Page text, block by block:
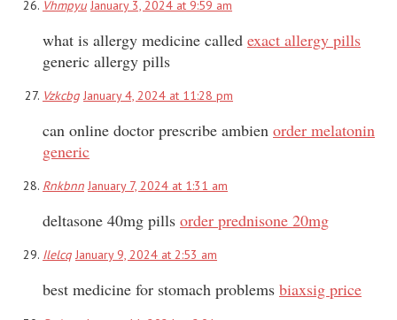
Vhmpyu January 3, 2024 at 9:59 am
what is allergy medicine called exact allergy pills
generic allergy pills
Vzkcbg January 4, 2024 at 11:28 pm
can online doctor prescribe ambien order melatonin
generic
Rnkbnn January 7, 2024 at 1:31 am
deltasone 40mg pills order prednisone 20mg
Ilelcq January 9, 2024 at 2:53 am
best medicine for stomach problems biaxsig price